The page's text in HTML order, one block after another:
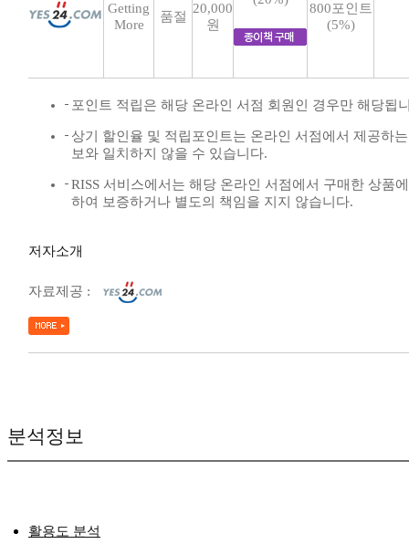
Getting
More
품절
20,000
원
800포인트
(5%)
포인트 적립은 해당 온라인 서점 회원인 경우만 해당됩
상기 할인율 및 적립포인트는 온라인 서점에서 제공하
보와 일치하지 않을 수 있습니다.
RISS 서비스에서는 해당 온라인 서점에서 구매한 상품
하여 보증하거나 별도의 책임을 지지 않습니다.
저자소개
자료제공 :
분석정보
활용도 분석